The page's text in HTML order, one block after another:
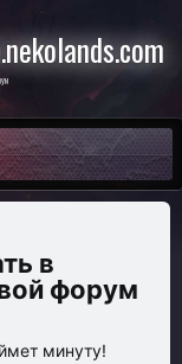
форум
минуту!